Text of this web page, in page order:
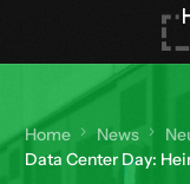
Home News
Data Center Day: